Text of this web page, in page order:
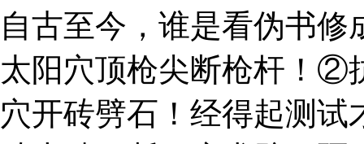
自古至今，谁是看伪书
太阳穴顶枪尖断枪杆！②
穴开砖劈石！经得起测试